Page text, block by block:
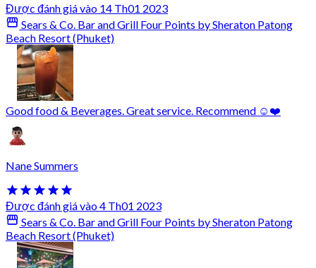
Được đánh giá vào 14 Th01 2023
Sears & Co. Bar and Grill Four Points by Sheraton Patong
Beach Resort (Phuket)
Good food & Beverages. Great service. Recommend ☺️❤️
Nane Summers
Được đánh giá vào 4 Th01 2023
Sears & Co. Bar and Grill Four Points by Sheraton Patong
Beach Resort (Phuket)